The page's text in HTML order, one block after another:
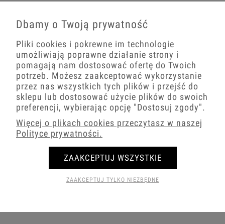
Dbamy o Twoją prywatność
Pliki cookies i pokrewne im technologie
umożliwiają poprawne działanie strony i
pomagają nam dostosować ofertę do Twoich
potrzeb. Możesz zaakceptować wykorzystanie
przez nas wszystkich tych plików i przejść do
sklepu lub dostosować użycie plików do swoich
preferencji, wybierając opcję "Dostosuj zgody".
Więcej o plikach cookies przeczytasz w naszej
Polityce prywatności.
ZAAKCEPTUJ TYLKO NIEZBĘDNE
ZAAKCEPTUJ WSZYSTKIE